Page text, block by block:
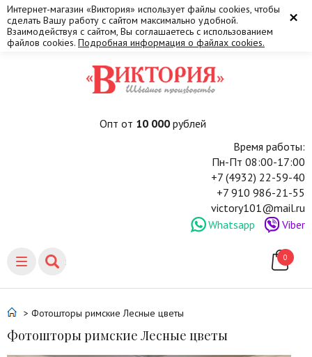
×
Интернет-магазин «Виктория» использует файлы cookies, чтобы
сделать Вашу работу с сайтом максимально удобной.
Взаимодействуя с сайтом, Вы соглашаетесь с использованием
файлов cookies. Подробная информация о файлах cookies.
Опт от 10 000рублей
Время работы:
Пн-Пт 08:00-17:00
+7 (4932) 22-59-40
+7 910 986-21-55
victory101@mail.ru
Whatsapp
Viber
0
> Фотошторы римские Лесные цветы
Фотошторы римские Лесные цветы